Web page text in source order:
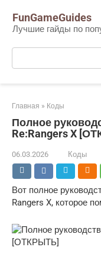
контенту
FunGameGuides
Лучшие гайды по
Поиск:
Главная » Коды
Полное
Re:Rangers X
06.03.2026 Коды
Вот полное
Rangers X, которое